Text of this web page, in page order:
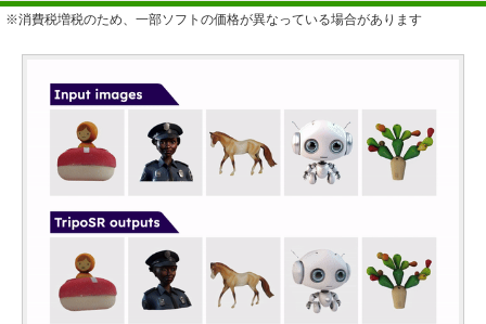
※消費税増税のため、一部ソフトの価格が異なっている場合があります